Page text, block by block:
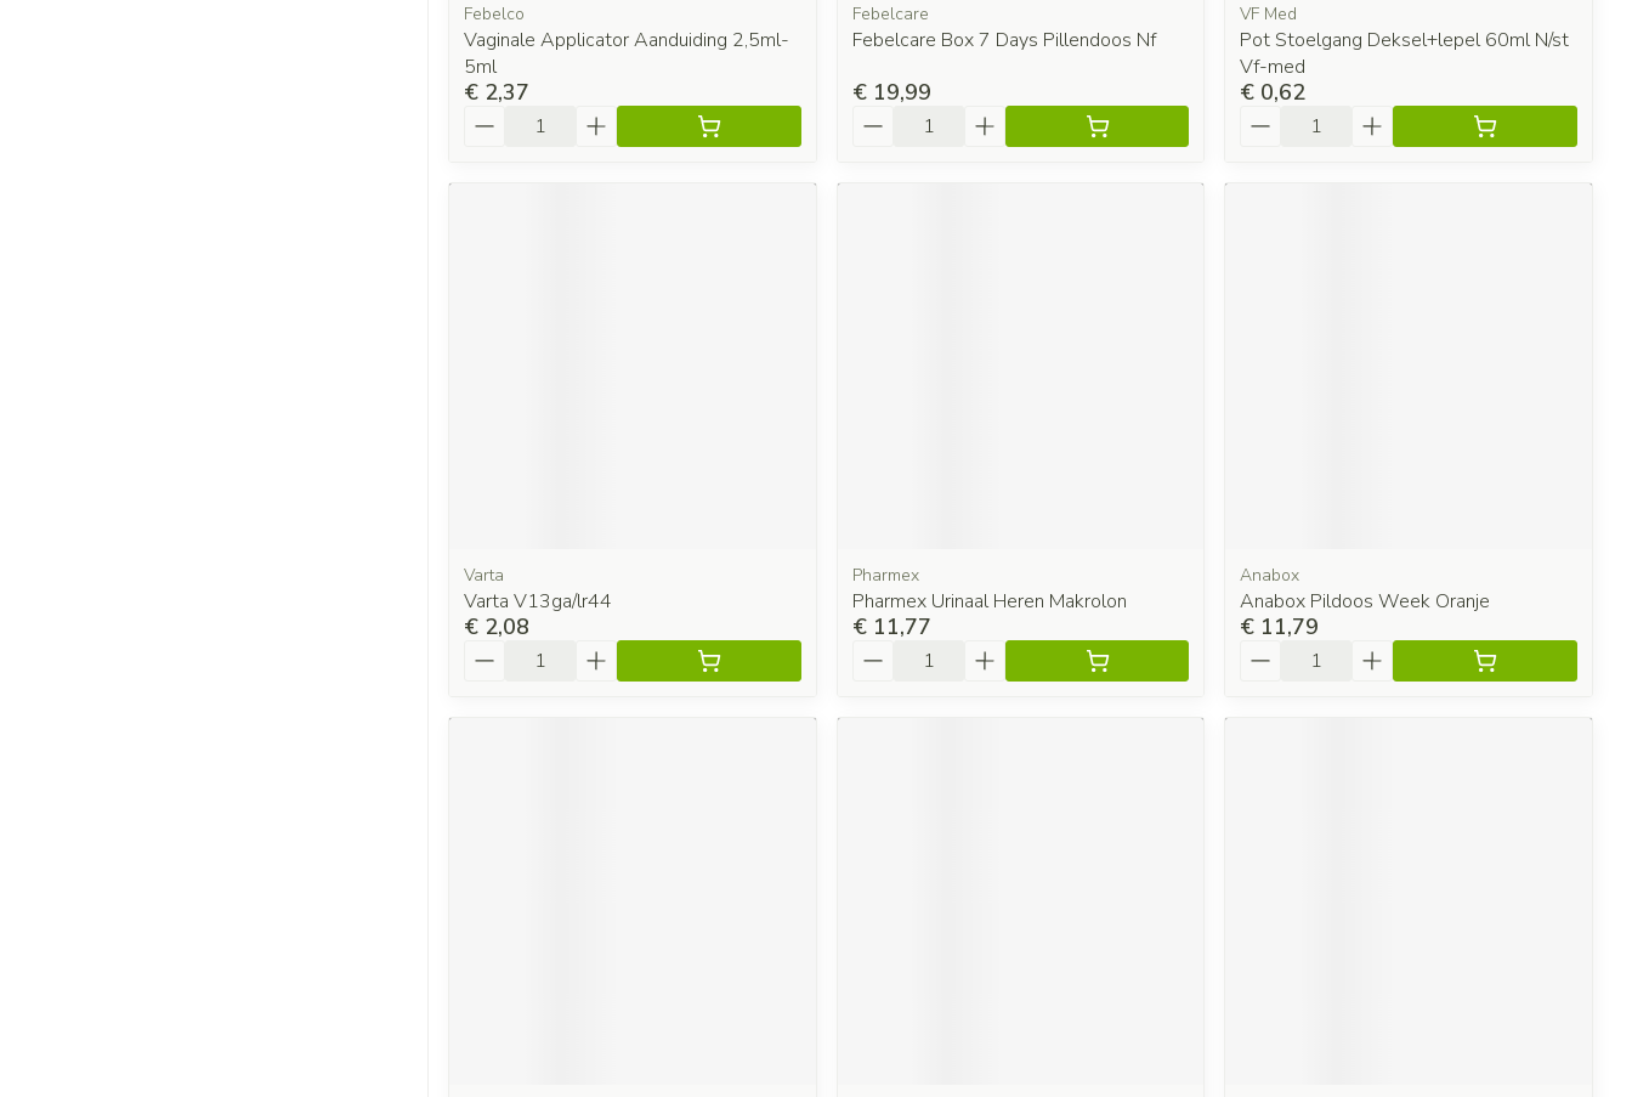
Febelco
Vaginale Applicator Aanduiding 2,5ml-
5ml
€ 2,37
Febelcare
Febelcare Box 7 Days Pillendoos Nf
€ 19,99
VF Med
Pot Stoelgang Deksel+lepel 60ml N/st
Vf-med
€ 0,62
Varta
Varta V13ga/lr44
€ 2,08
Pharmex
Pharmex Urinaal Heren Makrolon
€ 11,77
Anabox
Anabox Pildoos Week Oranje
€ 11,79